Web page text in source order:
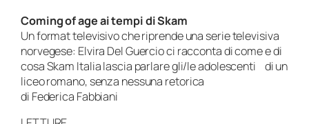
Coming of age ai tempi di Skam
Un format televisivo che riprende una serie televisiva
norvegese: Elvira Del Guercio ci racconta di come e di
cosa Skam Italia lascia parlare gli/le adolescenti di un
liceo romano, senza nessuna retorica
di Federica Fabbiani